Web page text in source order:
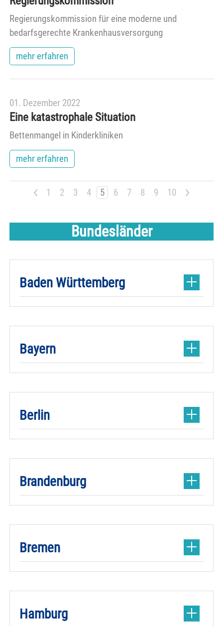
Regierungskommission für eine moderne und
bedarfsgerechte Krankenhausversorgung
mehr erfahren
01. Dezember 2022
Eine katastrophale Situation
Bettenmangel in Kinderkliniken
mehr erfahren
< 1 2 3 4 5 6 7 8 9 10 >
Bundesländer
Baden Württemberg
Bayern
Berlin
Brandenburg
Bremen
Hamburg